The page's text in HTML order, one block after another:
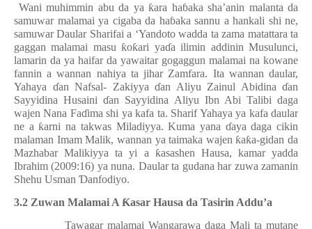
Wani muhimmin abu da ya ƙara haɓaka sha’anin malanta da
samuwar malamai ya cigaba da haɓaka sannu a hankali shi ne,
samuwar Daular Sharifai a ‘Yandoto wadda ta zama matattara ta
gaggan malamai masu ƙoƙari yaɗa ilimin addinin Musulunci,
lamarin da ya haifar da yawaitar gogaggun malamai na kowane
fannin a wannan nahiya ta jihar Zamfara. Ita wannan daular,
Yahaya ɗan Nafsal- Zakiyya ɗan Aliyu Zainul Abidina ɗan
Sayyidina Husainiɗan Sayyidina Aliyu Ibn Abi Talibi daga
wajen Nana Faɗima shi ya kafa ta. Sharif Yahaya ya kafa daular
ne a ƙarni na takwas Miladiyya. Kuma yana ɗaya daga cikin
malaman Imam Malik, wannan ya taimaka wajen ƙaƙa-gidan da
Mazhabar Malikiyya ta yi a ƙasashen Hausa, kamar yadda
Ibrahim (2009:16) ya nuna. Daular ta gudana har zuwa zamanin
Shehu Usman Ɗanfodiyo.
3.2 Zuwan Malamai A Ƙasar Hausa da Tasirin Addu’a
Tawagar malamai Wangarawa daga Mali ta mutane